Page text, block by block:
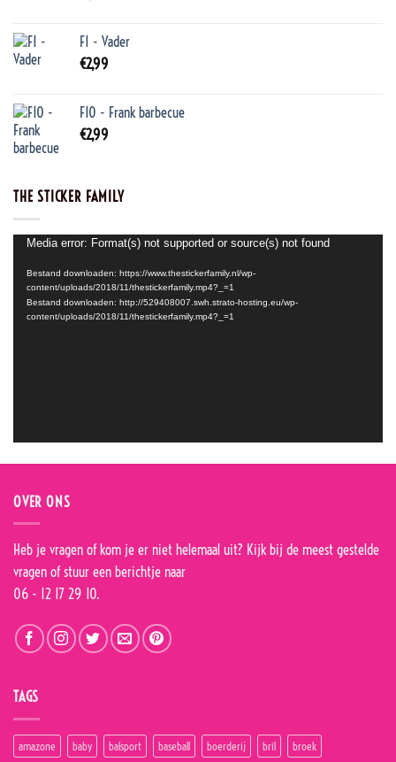
F1 - Vader
€2,99
F10 - Frank barbecue
€2,99
THE STICKER FAMILY
Videospeler
Media error: Format(s) not supported or source(s) not found
Bestand downloaden: https://www.thestickerfamily.nl/wp-
content/uploads/2018/11/thestickerfamily.mp4?_=1
Bestand downloaden: http://529408007.swh.strato-hosting.eu/wp-
content/uploads/2018/11/thestickerfamily.mp4?_=1
OVER ONS
Heb je vragen of kom je er niet helemaal uit? Kijk bij de meest gestelde
vragen of stuur een berichtje naar
06 - 12 17 29 10.
TAGS
amazone baby balsport baseball boerderij bril broek